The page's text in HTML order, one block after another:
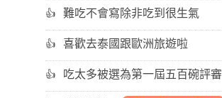
難吃不會寫除非吃到很生氣
喜歡去泰國跟歐洲旅遊啦
吃太多被選為第一屆五百碗評審